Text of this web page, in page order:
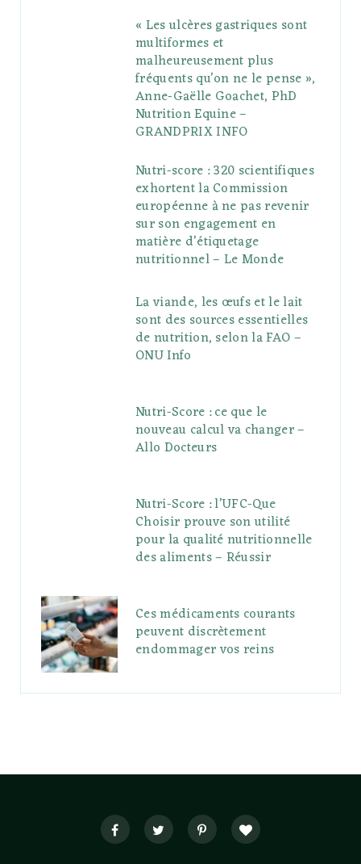
« Les ulcères gastriques sont
multiformes et
malheureusement plus
fréquents qu’on ne le pense »,
Anne-Gaëlle Goachet, PhD
Nutrition Equine –
GRANDPRIX INFO
Nutri-score : 320 scientifiques
exhortent la Commission
européenne à ne pas revenir
sur son engagement en
matière d’étiquetage
nutritionnel – Le Monde
La viande, les œufs et le lait
sont des sources essentielles
de nutrition, selon la FAO –
ONU Info
Nutri-Score : ce que le
nouveau calcul va changer –
Allo Docteurs
Nutri-Score : l’UFC-Que
Choisir prouve son utilité
pour la qualité nutritionnelle
des aliments – Réussir
Ces médicaments courants
peuvent discrètement
endommager vos reins